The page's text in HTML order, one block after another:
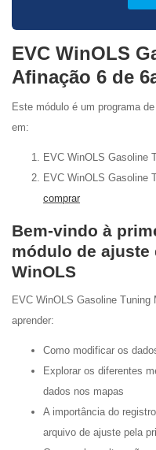
EVC WinOLS
Afinação 6 de
Este módulo é um programa
em:
EVC WinOLS Gasoline
EVC WinOLS Gasoline
comprar
Bem-vindo à
módulo de ajuste
WinOLS
EVC WinOLS Gasoline
aprender:
Como modificar os
Explorar os diferentes
dados nos mapas
A importância do
arquivo de ajuste pela